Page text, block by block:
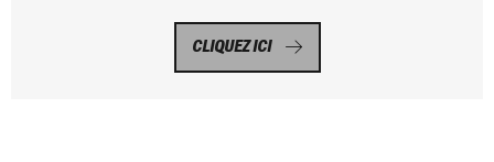
CLIQUEZ ICI